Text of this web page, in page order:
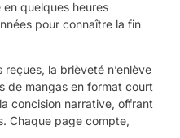
quelques heures
pour connaître la fin
la brièveté n’enlève
de mangas en format court
concision narrative, offrant
Chaque page compte,